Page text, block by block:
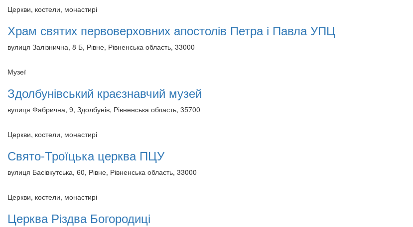
Церкви, костели, монастирі
Храм святих первоверховних апостолів Петра і Павла УПЦ
вулиця Залізнична, 8 Б, Рівне, Рівненська область, 33000
Музеї
Здолбунівський краєзнавчий музей
вулиця Фабрична, 9, Здолбунів, Рівненська область, 35700
Церкви, костели, монастирі
Свято-Троїцька церква ПЦУ
вулиця Басівкутська, 60, Рівне, Рівненська область, 33000
Церкви, костели, монастирі
Церква Різдва Богородиці